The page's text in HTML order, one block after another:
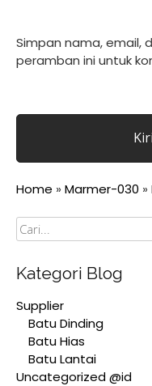
Simpan nama, email,
peramban ini untuk
Home » Marmer-030 »
Cari
Kategori Blog
Supplier
Batu Dinding
Batu Hias
Batu Lantai
Uncategorized @id